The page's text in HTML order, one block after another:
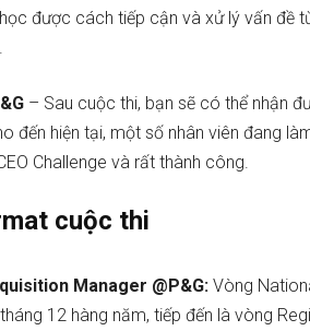
được cách tiếp cận và xử lý vấn đề
– Sau cuộc thi, bạn sẽ có thể nhận
đến hiện tại, một số nhân viên đang
Challenge và rất thành công.
cuộc thi
Manager @P&G: Vòng
12 hàng năm, tiếp đến là vòng